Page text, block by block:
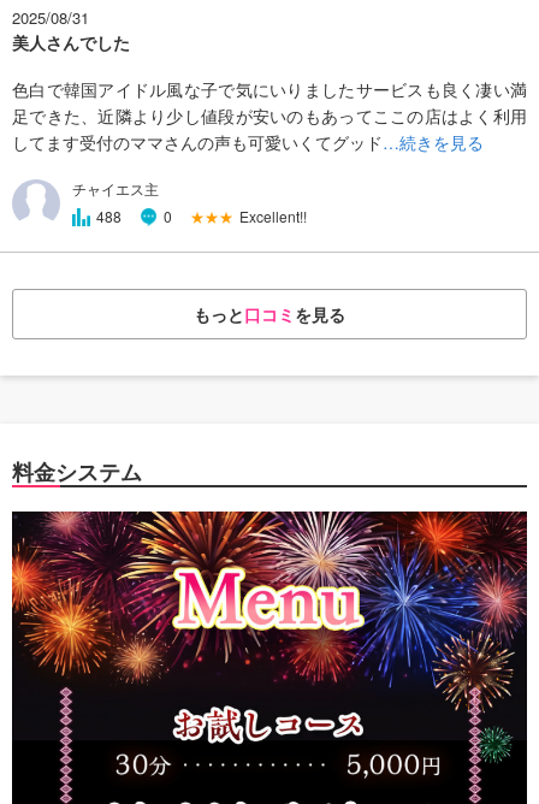
2025/08/31
美人さんでした
色白で韓国アイドル風な子で気にいりましたサービスも良く凄い満
足できた、近隣より少し値段が安いのもあってここの店はよく利用
してます受付のママさんの声も可愛いくてグッド…続きを見る
チャイエス主
488
0 ★★★ Excellent!!
もっと口コミ を見る
料金システム